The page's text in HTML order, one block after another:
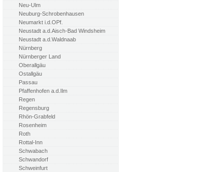
Neu-Ulm
Neuburg-Schrobenhausen
Neumarkt i.d.OPf.
Neustadt a.d.Aisch-Bad Windsheim
Neustadt a.d.Waldnaab
Nürnberg
Nürnberger Land
Oberallgäu
Ostallgäu
Passau
Pfaffenhofen a.d.Ilm
Regen
Regensburg
Rhön-Grabfeld
Rosenheim
Roth
Rottal-Inn
Schwabach
Schwandorf
Schweinfurt